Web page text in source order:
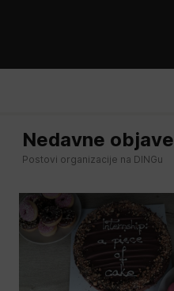
Nedavne objave
Postovi organizacije na DINGu